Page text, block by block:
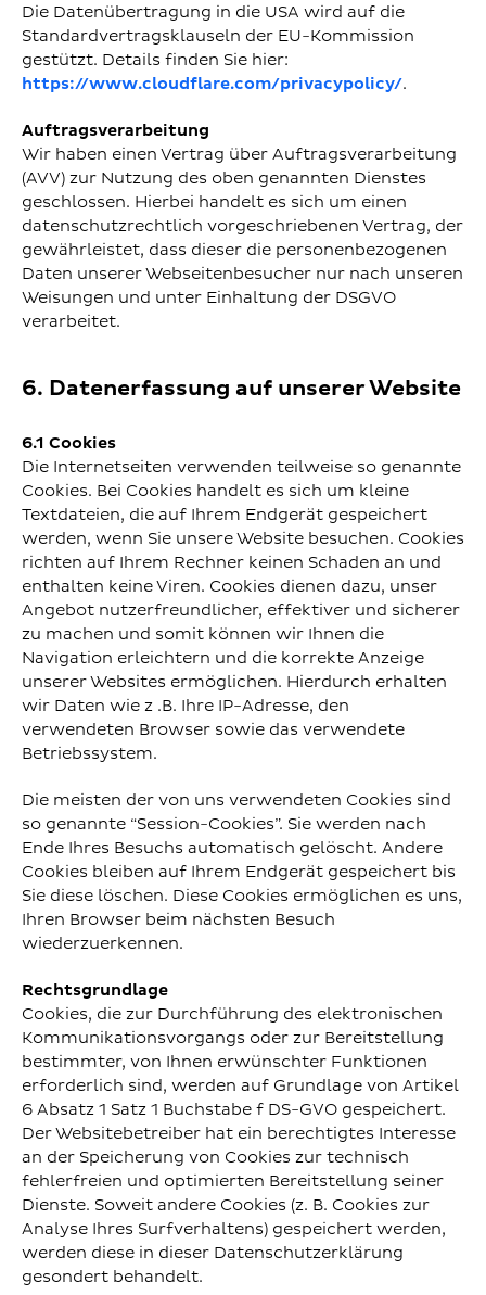
Die Datenübertragung in die USA wird auf die
Standardvertragsklauseln der EU-Kommission
gestützt. Details finden Sie hier:
https://www.cloudflare.com/privacypolicy/.
Auftragsverarbeitung
Wir haben einen Vertrag über Auftragsverarbeitung
(AVV) zur Nutzung des oben genannten Dienstes
geschlossen. Hierbei handelt es sich um einen
datenschutzrechtlich vorgeschriebenen Vertrag, der
gewährleistet, dass dieser die personenbezogenen
Daten unserer Webseitenbesucher nur nach unseren
Weisungen und unter Einhaltung der DSGVO
verarbeitet.
6. Datenerfassung auf unserer Website
6.1 Cookies
Die Internetseiten verwenden teilweise so genannte
Cookies. Bei Cookies handelt es sich um kleine
Textdateien, die auf Ihrem Endgerät gespeichert
werden, wenn Sie unsere Website besuchen. Cookies
richten auf Ihrem Rechner keinen Schaden an und
enthalten keine Viren. Cookies dienen dazu, unser
Angebot nutzerfreundlicher, effektiver und sicherer
zu machen und somit können wir Ihnen die
Navigation erleichtern und die korrekte Anzeige
unserer Websites ermöglichen. Hierdurch erhalten
wir Daten wie z .B. Ihre IP-Adresse, den
verwendeten Browser sowie das verwendete
Betriebssystem.
Die meisten der von uns verwendeten Cookies sind
so genannte “Session-Cookies”. Sie werden nach
Ende Ihres Besuchs automatisch gelöscht. Andere
Cookies bleiben auf Ihrem Endgerät gespeichert bis
Sie diese löschen. Diese Cookies ermöglichen es uns,
Ihren Browser beim nächsten Besuch
wiederzuerkennen.
Rechtsgrundlage
Cookies, die zur Durchführung des elektronischen
Kommunikationsvorgangs oder zur Bereitstellung
bestimmter, von Ihnen erwünschter Funktionen
erforderlich sind, werden auf Grundlage von Artikel
6 Absatz 1 Satz 1 Buchstabe f DS-GVO gespeichert.
Der Websitebetreiber hat ein berechtigtes Interesse
an der Speicherung von Cookies zur technisch
fehlerfreien und optimierten Bereitstellung seiner
Dienste. Soweit andere Cookies (z. B. Cookies zur
Analyse Ihres Surfverhaltens) gespeichert werden,
werden diese in dieser Datenschutzerklärung
gesondert behandelt.